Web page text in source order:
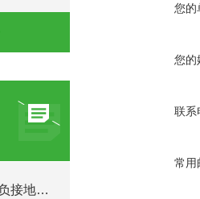
直流系统接地：正接地、负接地的讲解
您的
您的
联系
常用